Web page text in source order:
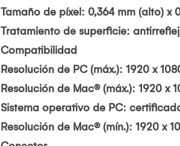
Tamaño de píxel: 0,364 mm (alto) x
Tratamiento de superficie:
Compatibilidad
Resolución de PC (máx.): 1920 x
Resolución de Mac® (máx.): 1920 x
Sistema operativo de PC:
Resolución de Mac® (mín.): 1920 x